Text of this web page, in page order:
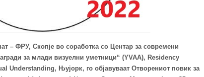
– ФРУ, Скопје во соработка со Центар за современи
за млади визуелни уметници“ (YVAA), Residency
Understanding, Њујорк, го објавуваат Отворениот повик за